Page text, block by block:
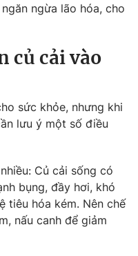
tử số 483/GP-BTTTT
Phạm Quốc Thắng,
355 932
897
ngừa lão hóa, cho
củ cải vào
sức khỏe, nhưng khi
lưu ý một số điều
Củ cải sống có
bụng, đầy hơi, khó
tiêu hóa kém. Nên chế
nấu canh để giảm